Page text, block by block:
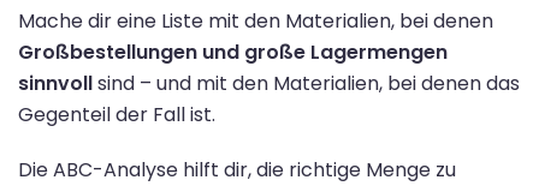
Mache dir eine Liste mit den Materialien, bei denen
Großbestellungen und große Lagermengen
sinnvollsind – und mit den Materialien, bei denen das
Gegenteil der Fall ist.
Die ABC-Analyse hilft dir, die richtige Menge zu